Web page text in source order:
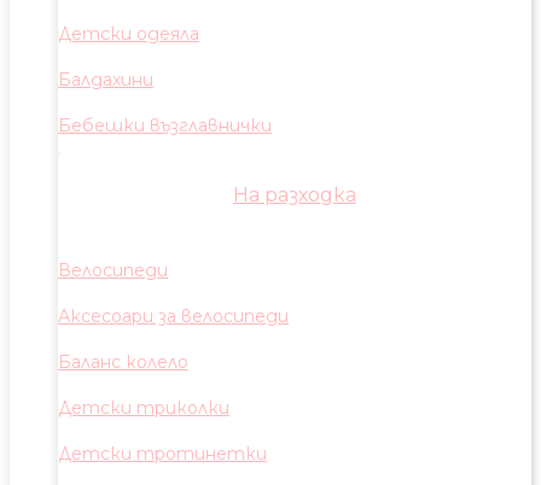
Детски одеяла
Балдахини
Бебешки възглавнички
На разходка
Велосипеди
Аксесоари за велосипеди
Баланс колело
Детски триколки
Детски тротинетки